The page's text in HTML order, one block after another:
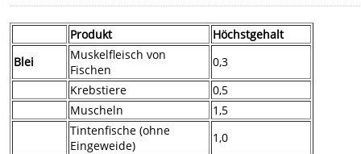
Produkt
Höchstgehalt
Blei
Muskelfleisch von
Fischen
0,3
Krebstiere
0,5
Muscheln
1,5
Tintenfische (ohne
Eingeweide)
1,0